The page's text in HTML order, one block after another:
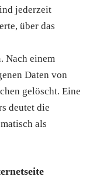
jederzeit
über das
Nach einem
Daten von
gelöscht. Eine
deutet die
als